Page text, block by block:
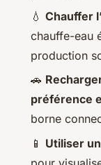
💧 Chauffer
chauffe-eau
production
🚗
préférence
borne
📱 Utiliser